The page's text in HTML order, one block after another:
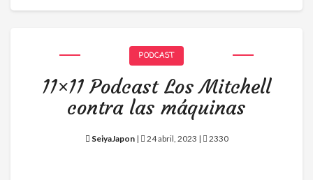
PODCAST
11×11 Podcast Los Mitchell
contra las máquinas
SeiyaJapon| 24 abril, 2023 | 2330